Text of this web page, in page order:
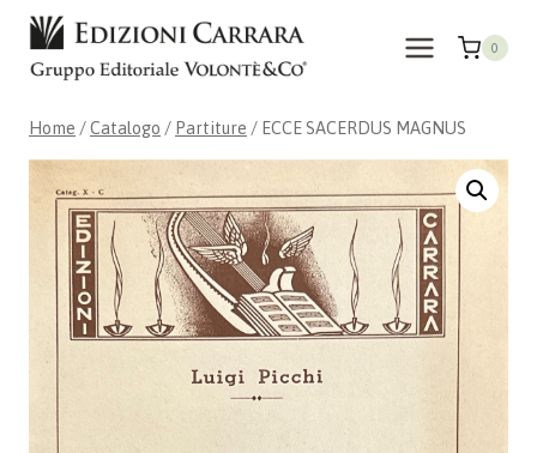
Salta
contenuto
0
Home /Catalogo / Partiture / ECCE SACERDUS MAGNUS